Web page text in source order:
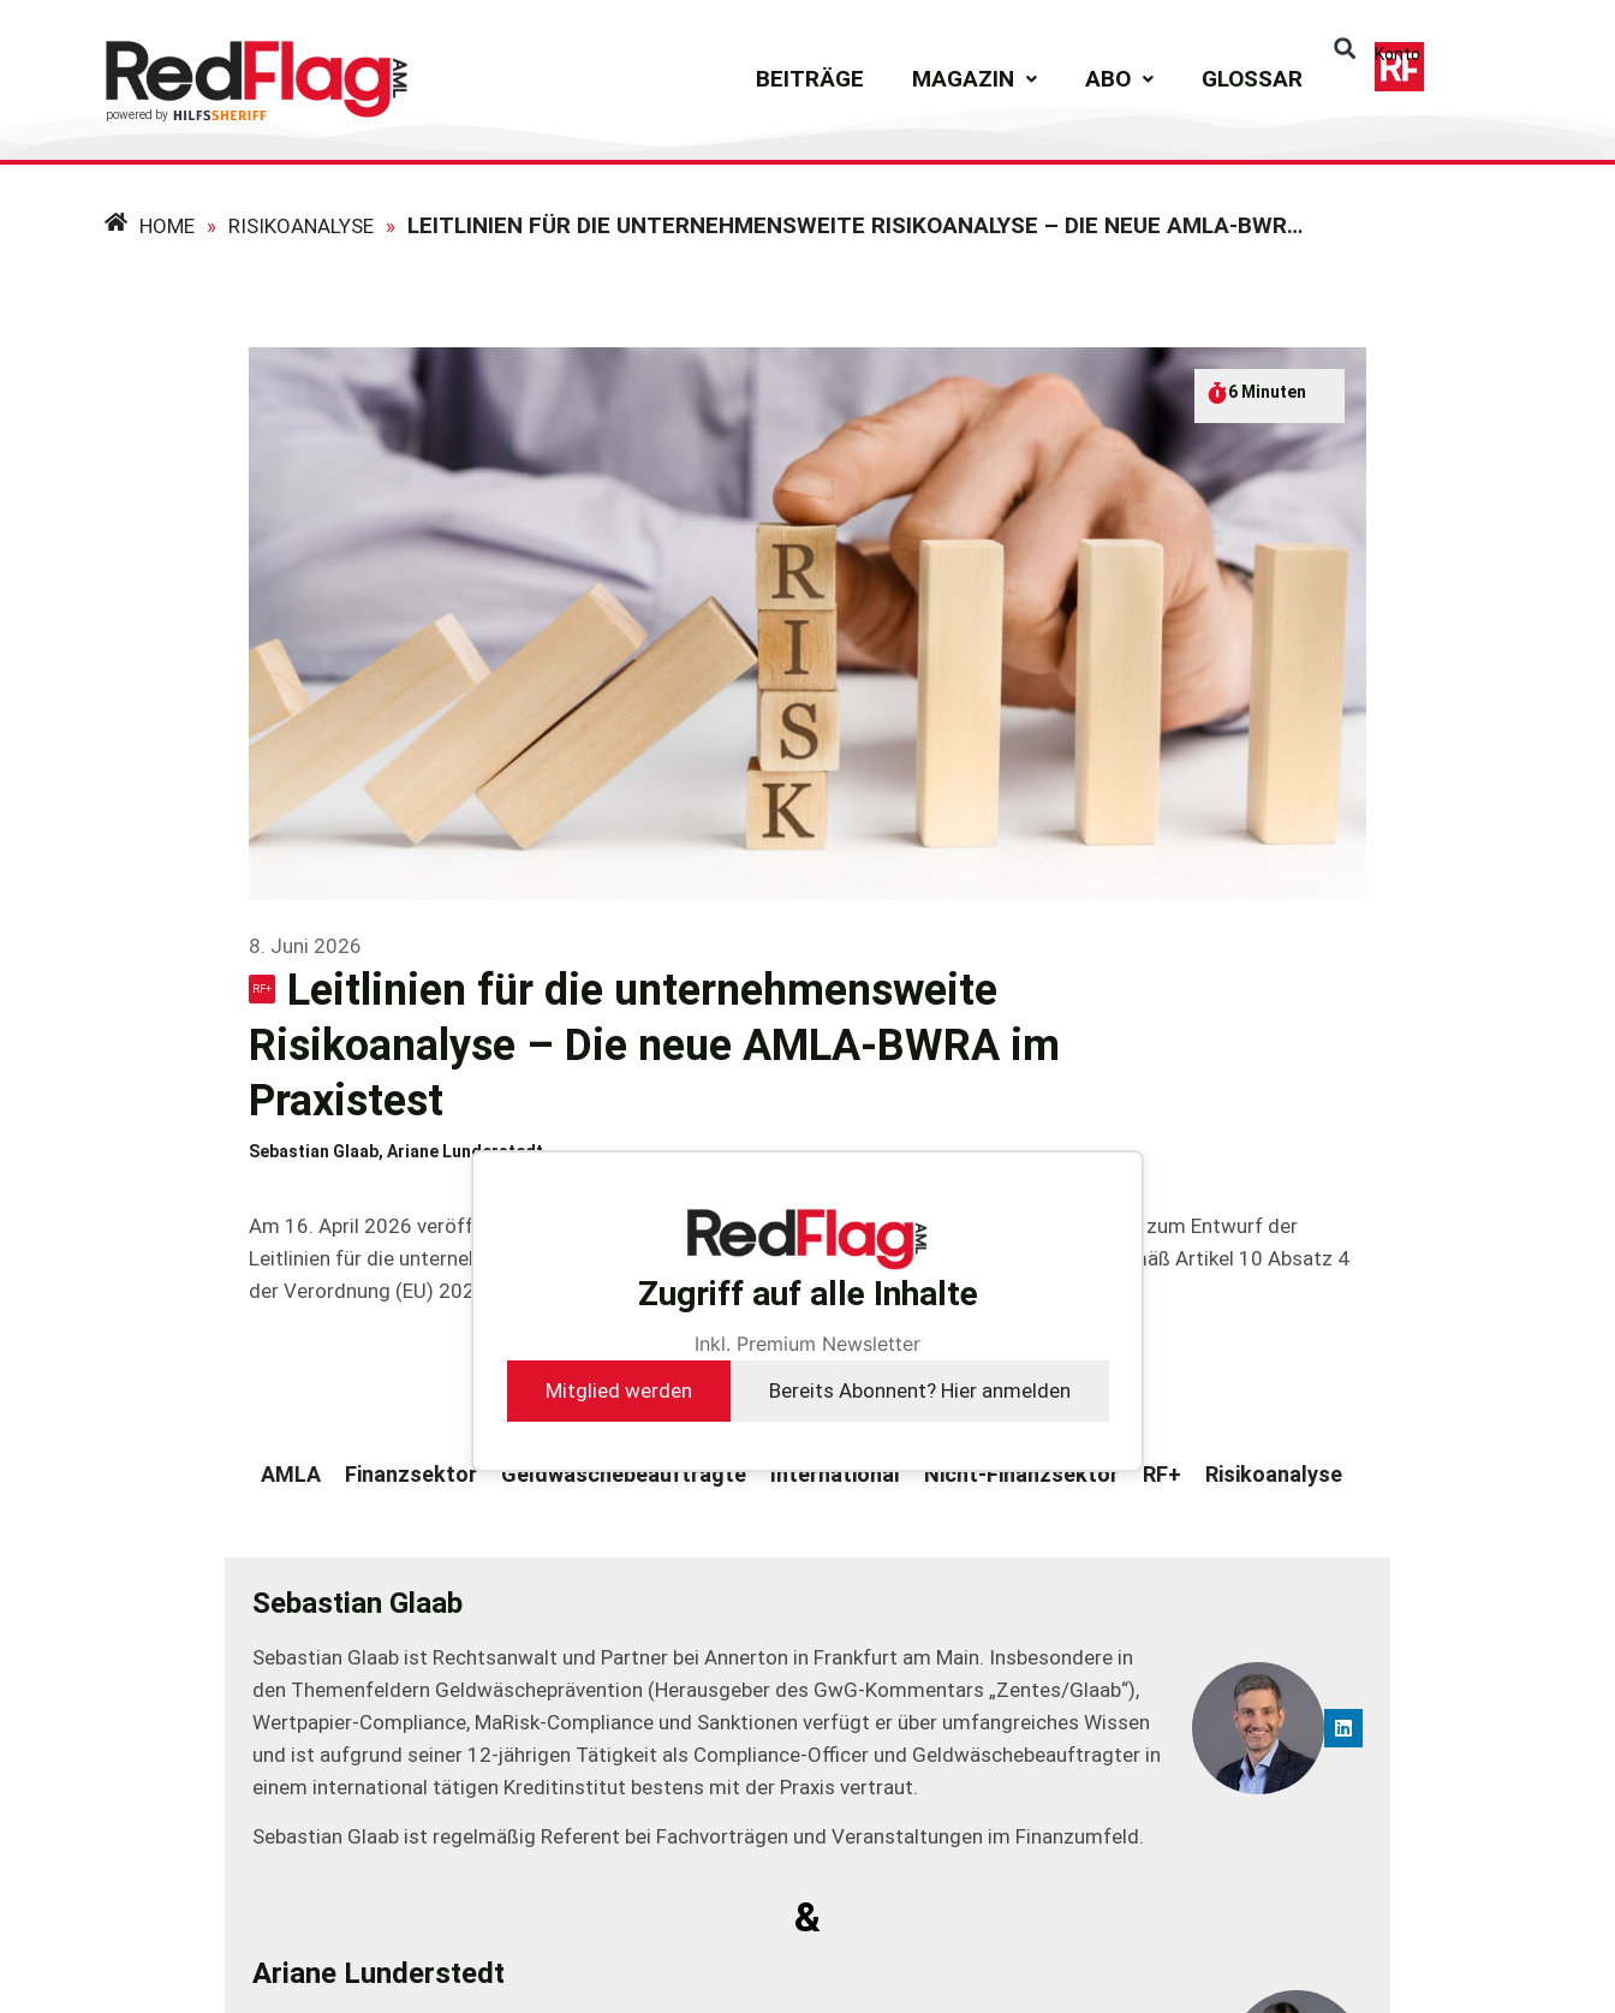
BEITRÄGE MAGAZIN ABO GLOSSAR
Konto
HOME » RISIKOANALYSE » LEITLINIEN FÜR DIE UNTERNEHMENSWEITE RISIKOANALYSE – DIE NEUE AMLA-BWRA IM PRAXISTEST
8. Juni 2026
Leitlinien für die unternehmensweite
Risikoanalyse – Die neue AMLA-BWRA im
Praxistest
Sebastian Glaab, Ariane Lunderstedt
6 Minuten
Am 16. April 2026 veröffentlichte die EU-Anti-Geldwäschebehörde (AMLA) ihr Konsultationspapier zum Entwurf der
Leitlinien für die unternehmensweite Risikoanalyse („Business-Wide Risk Assessment“, BWRA) gemäß Artikel 10 Absatz 4
der Verordnung (EU) 2024/1624 (AMLR). Die Konsultationsfrist...
Zugriff auf alle Inhalte
Inkl. Premium Newsletter
Mitglied werden
Bereits Abonnent? Hier anmelden
AMLA Finanzsektor Geldwäschebeauftragte International Nicht-Finanzsektor RF+ Risikoanalyse
Sebastian Glaab
Sebastian Glaab ist Rechtsanwalt und Partner bei Annerton in Frankfurt am Main. Insbesondere in
den Themenfeldern Geldwäscheprävention (Herausgeber des GwG-Kommentars „Zentes/Glaab“),
Wertpapier-Compliance, MaRisk-Compliance und Sanktionen verfügt er über umfangreiches Wissen
und ist aufgrund seiner 12-jährigen Tätigkeit als Compliance-Officer und Geldwäschebeauftragter in
einem international tätigen Kreditinstitut bestens mit der Praxis vertraut.
Sebastian Glaab ist regelmäßig Referent bei Fachvorträgen und Veranstaltungen im Finanzumfeld.
Ariane Lunderstedt